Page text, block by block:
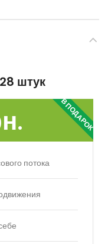
штук
В ПОДАРОК
потока